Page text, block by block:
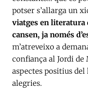
potser s’allarga un
viatges en literatura
cansen, ja només
m’atreveixo a
confiança al Jordi de
aspectes positius
alegries.